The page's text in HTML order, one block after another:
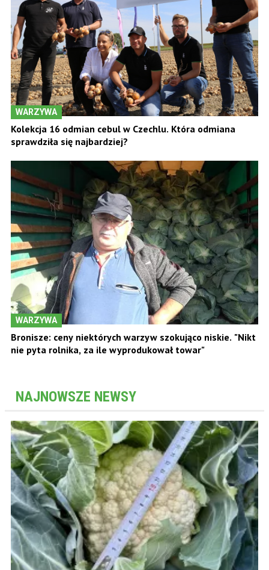
WARZYWA
Kolekcja 16 odmian cebul w Czechlu. Która odmiana
sprawdziła się najbardziej?
WARZYWA
Bronisze: ceny niektórych warzyw szokująco niskie. "Nikt
nie pyta rolnika, za ile wyprodukował towar"
NAJNOWSZE NEWSY